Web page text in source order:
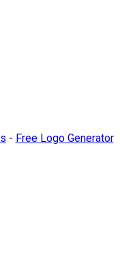
- Free Logo Generator